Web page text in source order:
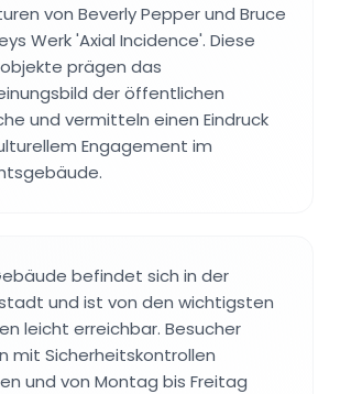
von Beverly Pepper und Bruce
Werk 'Axial Incidence'. Diese
prägen das
der öffentlichen
und vermitteln einen Eindruck
Engagement im
befindet sich in der
und ist von den wichtigsten
leicht erreichbar. Besucher
mit Sicherheitskontrollen
und von Montag bis Freitag